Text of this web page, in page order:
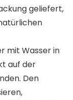
geliefert,
mit Wasser in
auf der
Den